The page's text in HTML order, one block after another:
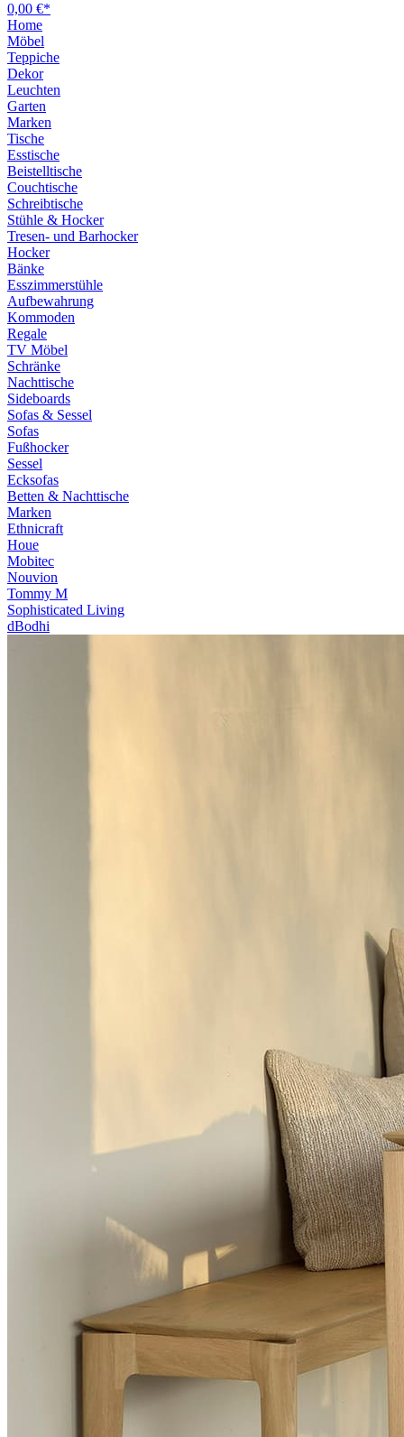
0,00 €*
Home
Möbel
Teppiche
Dekor
Leuchten
Garten
Marken
Tische
Esstische
Beistelltische
Couchtische
Schreibtische
Stühle & Hocker
Tresen- und Barhocker
Hocker
Bänke
Esszimmerstühle
Aufbewahrung
Kommoden
Regale
TV Möbel
Schränke
Nachttische
Sideboards
Sofas & Sessel
Sofas
Fußhocker
Sessel
Ecksofas
Betten & Nachttische
Marken
Ethnicraft
Houe
Mobitec
Nouvion
Tommy M
Sophisticated Living
dBodhi